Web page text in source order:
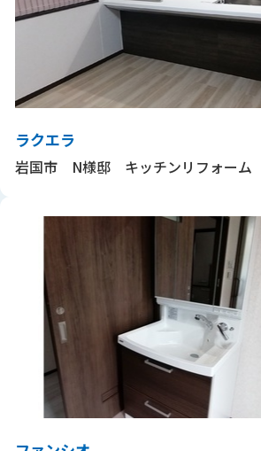
ラクエラ
岩国市 N様邸 キッチンリフォーム